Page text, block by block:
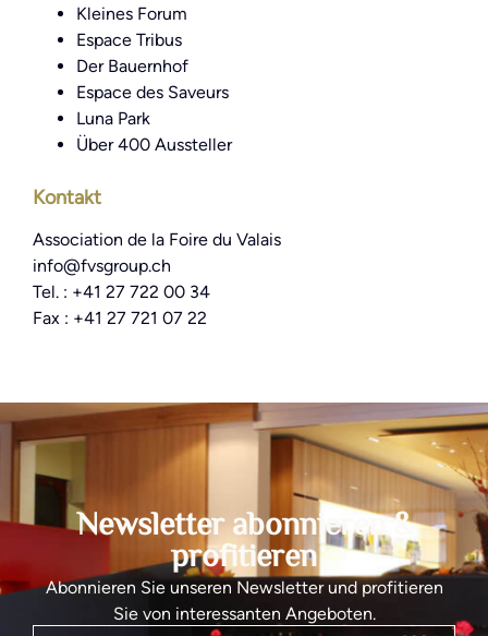
Kleines Forum
Espace Tribus
Der Bauernhof
Espace des Saveurs
Luna Park
Über 400 Aussteller
Kontakt
Association de la Foire du Valais
info@fvsgroup.ch
Tel. : +41 27 722 00 34
Fax : +41 27 721 07 22
Newsletter abonnieren &
profitieren
Abonnieren Sie unseren Newsletter und profitieren
Sie von interessanten Angeboten.